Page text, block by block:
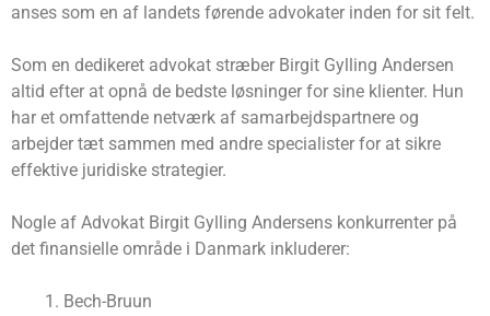
anses som en af landets førende advokater inden for sit felt.
Som en dedikeret advokat stræber Birgit Gylling Andersen
altid efter at opnå de bedste løsninger for sine klienter. Hun
har et omfattende netværk af samarbejdspartnere og
arbejder tæt sammen med andre specialister for at sikre
effektive juridiske strategier.
Nogle af Advokat Birgit Gylling Andersens konkurrenter på
det finansielle område i Danmark inkluderer:
Bech-Bruun